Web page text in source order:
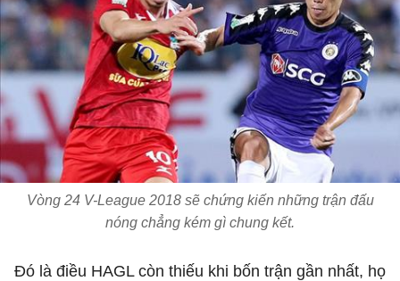
Vòng 24 V-League 2018 sẽ chứng kiến những trận đấu
nóng chẳng kém gì chung kết.
Đó là điều HAGL còn thiếu khi bốn trận gần nhất, họ